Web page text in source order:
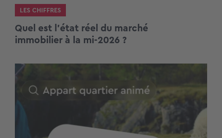
LES CHIFFRES
Quel est l’état réel du marché
immobilier à la mi-2026 ?